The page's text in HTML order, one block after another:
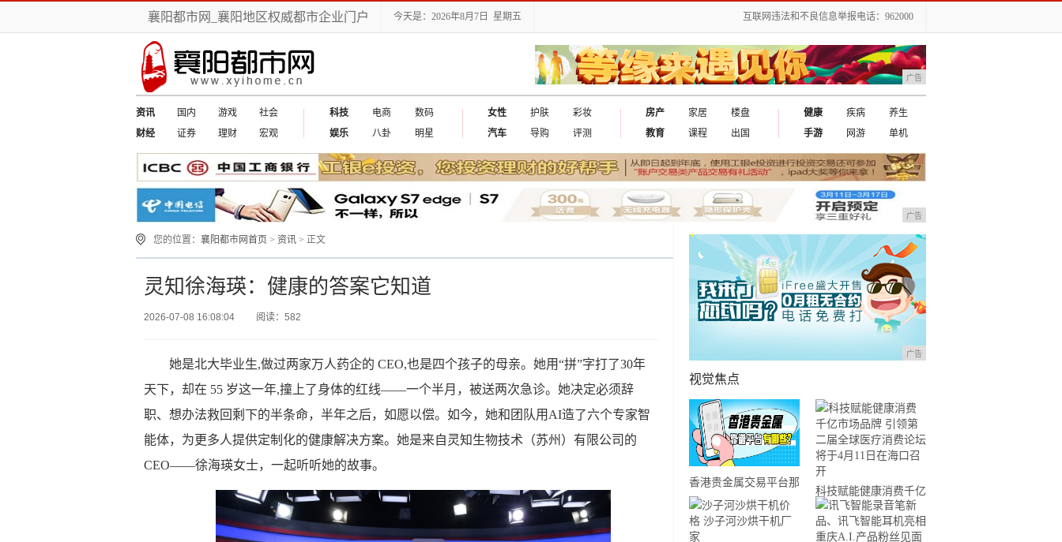
襄阳都市网_襄阳地区权威都市企业门户 今天是：2026年8月7日 星期五 互联网违法和不良信息举报电话：962000
广告
资讯 国内 游戏
社会
财经
证券 理财 宏观
科技 电商
数码
娱乐
八卦 明星
女性 护肤
彩妆
汽车
导购 评测
房产 家居
楼盘
教育
课程 出国
健康 疾病
养生
手游
网游 单机
广告
您的位置： 襄阳都市网首页 > 资讯 > 正文
灵知徐海瑛：健康的答案它知道
2026-07-08 16:08:04 阅读：582
她是北大毕业生,做过两家万人药企的 CEO,也是四个孩子的母亲。她用“拼”字打了30年
天下，却在 55 岁这一年,撞上了身体的红线——一个半月，被送两次急诊。她决定必须辞
职、想办法救回剩下的半条命，半年之后，如愿以偿。如今，她和团队用AI造了六个专家智
能体，为更多人提供定制化的健康解决方案。她是来自灵知生物技术（苏州）有限公司的
CEO——徐海瑛女士，一起听听她的故事。
广告
视觉焦点
香港贵金属交易平台那
个好？5个实用平台推
荐！
科技赋能健康消费千亿
市场品牌 引领第二届
全球医疗消费论坛将于